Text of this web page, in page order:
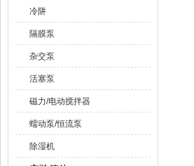
冷阱
隔膜泵
杂交泵
活塞泵
磁力/电动搅拌器
蠕动泵/恒流泵
除湿机